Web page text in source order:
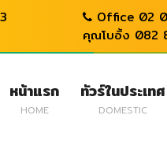
Office 02
คุณโบอิ้ง 082
หน้าแรก
HOME
ทัวร์ในประเทศ
DOMESTIC